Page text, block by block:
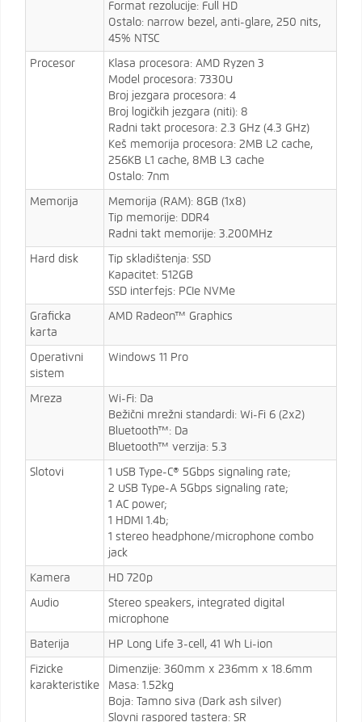
Format rezolucije: Full HD
Ostalo: narrow bezel, anti-glare, 250 nits,
45% NTSC
Procesor
Klasa procesora: AMD Ryzen 3
Model procesora: 7330U
Broj jezgara procesora: 4
Broj logičkih jezgara (niti): 8
Radni takt procesora: 2.3 GHz (4.3 GHz)
Keš memorija procesora: 2MB L2 cache,
256KB L1 cache, 8MB L3 cache
Ostalo: 7nm
Memorija
Memorija (RAM): 8GB (1x8)
Tip memorije: DDR4
Radni takt memorije: 3.200MHz
Hard disk
Tip skladištenja: SSD
Kapacitet: 512GB
SSD interfejs: PCIe NVMe
Graficka
karta
AMD Radeon™ Graphics
Operativni
sistem
Windows 11 Pro
Mreza
Wi-Fi: Da
Bežični mrežni standardi: Wi-Fi 6 (2x2)
Bluetooth™: Da
Bluetooth™ verzija: 5.3
Slotovi
1 USB Type-C® 5Gbps signaling rate;
2 USB Type-A 5Gbps signaling rate;
1 AC power;
1 HDMI 1.4b;
1 stereo headphone/microphone combo
jack
Kamera HD 720p
Audio
Stereo speakers, integrated digital
microphone
Baterija HP Long Life 3-cell, 41 Wh Li-ion
Fizicke
karakteristike
Dimenzije: 360mm x 236mm x 18.6mm
Masa: 1.52kg
Boja: Tamno siva (Dark ash silver)
Slovni raspored tastera: SR